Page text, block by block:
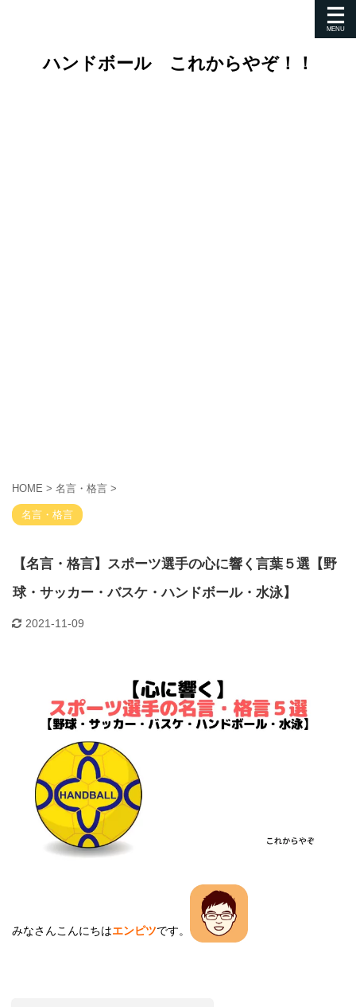
ハンドボール これからやぞ！！
HOME > 名言・格言 >
名言・格言
【名言・格言】スポーツ選手の心に響く言葉５選【野
球・サッカー・バスケ・ハンドボール・水泳】
2021-11-09
みなさんこんにちはエンピツです。